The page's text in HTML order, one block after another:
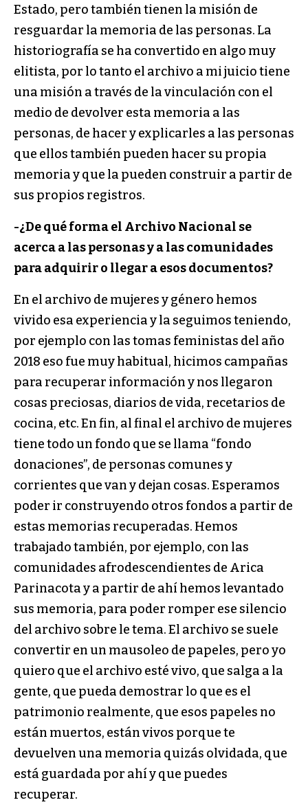
Estado, pero también tienen la misión de
resguardar la memoria de las personas. La
historiografía se ha convertido en algo muy
elitista, por lo tanto el archivo a mi juicio tiene
una misión a través de la vinculación con el
medio de devolver esta memoria a las
personas, de hacer y explicarles a las personas
que ellos también pueden hacer su propia
memoria y que la pueden construir a partir de
sus propios registros.
-¿De qué forma el Archivo Nacional se
acerca a las personas y a las comunidades
para adquirir o llegar a esos documentos?
En el archivo de mujeres y género hemos
vivido esa experiencia y la seguimos teniendo,
por ejemplo con las tomas feministas del año
2018 eso fue muy habitual, hicimos campañas
para recuperar información y nos llegaron
cosas preciosas, diarios de vida, recetarios de
cocina, etc. En fin, al final el archivo de mujeres
tiene todo un fondo que se llama “fondo
donaciones”, de personas comunes y
corrientes que van y dejan cosas. Esperamos
poder ir construyendo otros fondos a partir de
estas memorias recuperadas. Hemos
trabajado también, por ejemplo, con las
comunidades afrodescendientes de Arica
Parinacota y a partir de ahí hemos levantado
sus memoria, para poder romper ese silencio
del archivo sobre le tema. El archivo se suele
convertir en un mausoleo de papeles, pero yo
quiero que el archivo esté vivo, que salga a la
gente, que pueda demostrar lo que es el
patrimonio realmente, que esos papeles no
están muertos, están vivos porque te
devuelven una memoria quizás olvidada, que
está guardada por ahí y que puedes
recuperar.